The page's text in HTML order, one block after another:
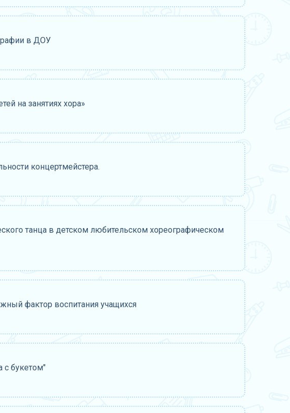
в ДОУ
на занятиях хора»
концертмейстера.
танца в детском любительском хореографическом
фактор воспитания учащихся
с букетом"